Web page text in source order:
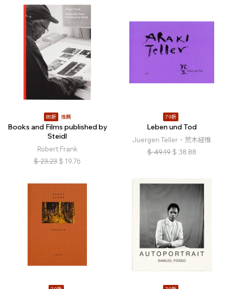
85折 推薦
Books and Films published by
Steidl
Robert Frank
$ 23.23 $ 19.76
79折
Leben und Tod
Juergen Teller、荒木經惟
$ 49.19 $ 38.88